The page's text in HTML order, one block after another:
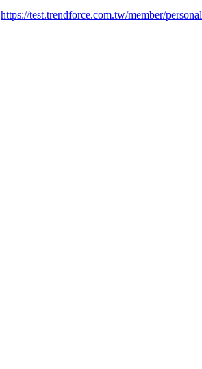
https://test.trendforce.com.tw/member/personal